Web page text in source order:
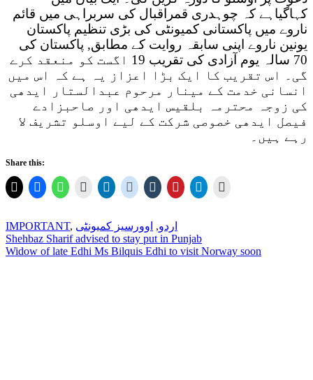
کہاگیاہے کہ چوہدری قمراقبال کی سربراہی میں قائم
ناروے میں پاکستانی کمیونٹی کی بڑی تنظیم پاکستان
یونین ناروے اپنی سابقہ روایت کے مطابق, پاکستان کی
70 سالہ یوم آزادی کی تقریب 19 اگست کو منعقد کرے
گی۔ اس تقریب کا ایک بڑا اعزاز یہ ہے کہ اس میں
انسانی خدمت کے مینار مرحوم عبدالستار ایدھی
کی زوجہ محترمہ بلقیس ایدھی اور صاحبزادے
فیصل ایدھی خصوصی شرکت کے لیے اوسلو تشریف لا
رہے ہیں۔
Share this:
IMPORTANT, اردو, اوورسیز کمیونٹی
Post
navigation
Shehbaz Sharif advised to stay put in Punjab
Widow of late Edhi Ms Bilquis Edhi to visit Norway soon